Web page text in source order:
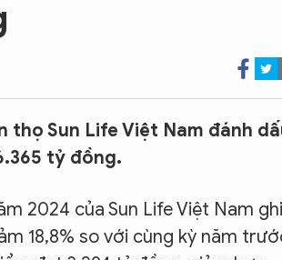
thọ Sun Life Việt Nam đánh
tỷ đồng.
2024 của Sun Life Việt Nam ghi
18,8% so với cùng kỳ năm